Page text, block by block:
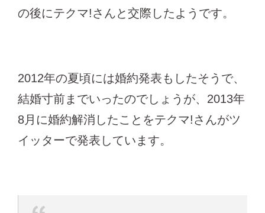
の後にテクマ!さんと交際したようです。
2012年の夏頃には婚約発表もしたそうで、
結婚寸前までいったのでしょうが、2013年
8月に婚約解消したことをテクマ!さんがツ
イッターで発表しています。